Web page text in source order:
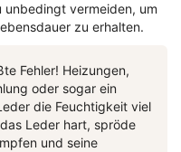
unbedingt vermeiden, um
zu erhalten.
Fehler! Heizungen,
oder sogar ein
die Feuchtigkeit viel
Leder hart, spröde
und seine